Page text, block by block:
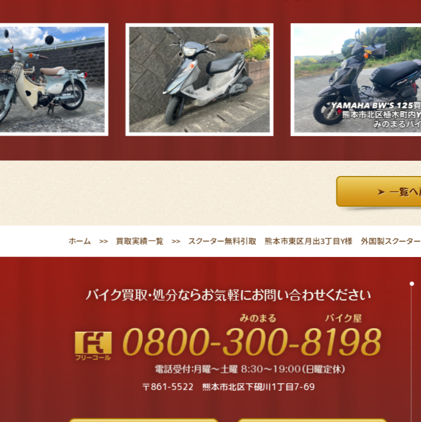
ホーム 買取実績一覧 スクーター無料引取 熊本市東区月出3丁目Y様 外国製スクーター
〒861-5522 熊本市北区下硯川1丁目7-69